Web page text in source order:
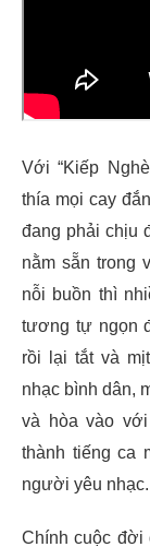
Với “Kiếp
thía mọi cay
đang phải chịu
nằm sẵn trong
nỗi buồn thì
tương tự ngọn
rồi lại tắt và
nhạc bình dân,
và hòa vào
thành tiếng ca
người yêu nhạc.
Chính cuộc đời